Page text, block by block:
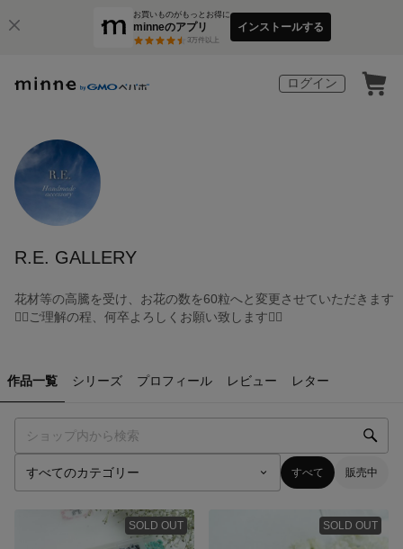
お買いものがもっとお得に
minneのアプリ
3万件以上
インストールする
ログイン
R.E. GALLERY
花材等の高騰を受け、お花の数を60粒へと変更させていただきます
🙇‍♀️ご理解の程、何卒よろしくお願い致します🙇‍♀️
作品一覧 シリーズ プロフィール レビュー レター
すべて 販売中
SOLD OUT SOLD OUT